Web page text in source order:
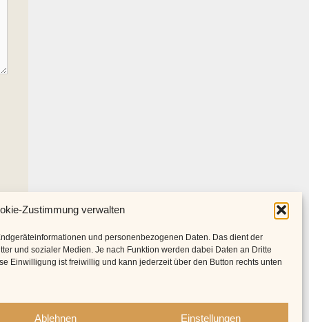
Zustimmung verwalten
und personenbezogenen Daten. Das dient der
und sozialer Medien. Je nach Funktion werden dabei Daten an Dritte
Einwilligung ist freiwillig und kann jederzeit über den Button rechts unten
Ablehnen Einstellungen